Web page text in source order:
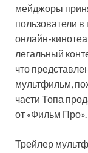
мейджоры
пользователи
онлайн-
легальный
что
мультфильм,
части Топа
от «Фильм Про».
Трейлер